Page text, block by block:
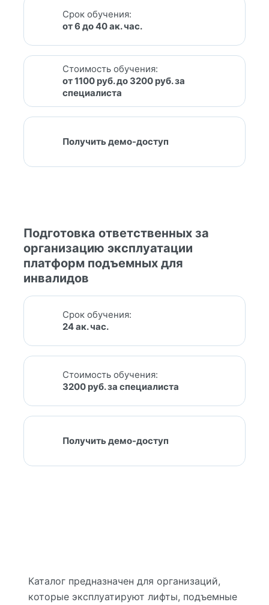
Срок обучения:
от 6 до 40 ак. час.
Стоимость обучения:
от 1100 руб. до 3200 руб. за
специалиста
Получить демо-доступ
Подготовка ответственных за
организацию эксплуатации
платформ подъемных для
инвалидов
Срок обучения:
24 ак. час.
Стоимость обучения:
3200 руб. за специалиста
Получить демо-доступ
Каталог предназначен для организаций,
которые эксплуатируют лифты, подъемные